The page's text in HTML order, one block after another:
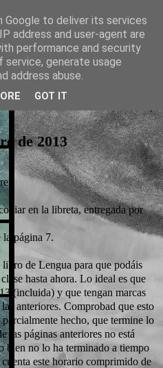
de Javier
▼
de 2013
en la libreta, entregada por
página 7.
de Lengua para que podáis
hasta ahora. Lo ideal es que
(incluida) y que tengan marcas
anteriores. Comprobad que esto
hecho, que termine lo
las páginas anteriores no está
bien no lo ha terminado a tiempo
este horario comprimido de
Google to deliver its services
address and user-agent are
performance and security
generate usage
address abuse.
GOT IT